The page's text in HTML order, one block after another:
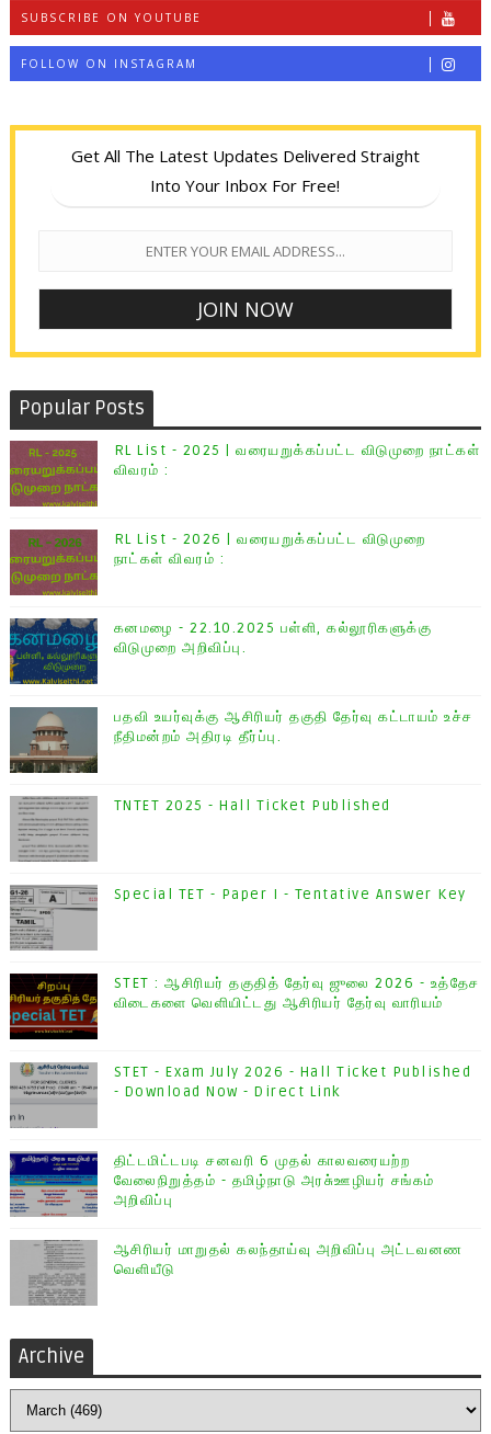
SUBSCRIBE ON YOUTUBE
FOLLOW ON INSTAGRAM
Get All The Latest Updates Delivered Straight
Into Your Inbox For Free!
Popular Posts
RL List - 2025 | வரையறுக்கப்பட்ட விடுமுறை நாட்கள்
விவரம் :
RL List - 2026 | வரையறுக்கப்பட்ட விடுமுறை
நாட்கள் விவரம் :
கனமழை - 22.10.2025 பள்ளி, கல்லூரிகளுக்கு
விடுமுறை அறிவிப்பு.
பதவி உயர்வுக்கு ஆசிரியர் தகுதி தேர்வு கட்டாயம் உச்ச
நீதிமன்றம் அதிரடி தீர்ப்பு.
TNTET 2025 - Hall Ticket Published
Special TET - Paper I - Tentative Answer Key
STET : ஆசிரியர் தகுதித் தேர்வு ஜுலை 2026 - உத்தேச
விடைகளை வெளியிட்டது ஆசிரியர் தேர்வு வாரியம்
STET - Exam July 2026 - Hall Ticket Published
- Download Now - Direct Link
திட்டமிட்டபடி சனவரி 6 முதல் காலவரையற்ற
வேலைநிறுத்தம் - தமிழ்நாடு அரசு்ஊழியர் சங்கம்
அறிவிப்பு
ஆசிரியர் மாறுதல் கலந்தாய்வு அறிவிப்பு அட்டவனண
வெளியீடு
Archive